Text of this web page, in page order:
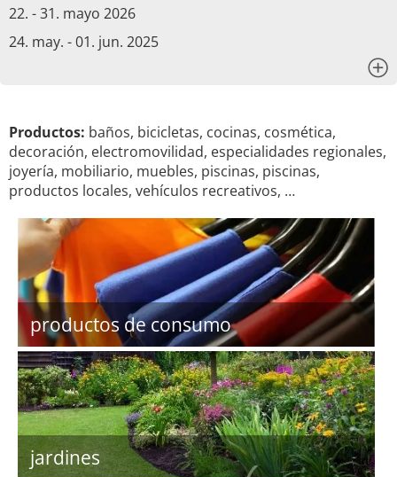
22. - 31. mayo 2026
24. may. - 01. jun. 2025
Productos: baños, bicicletas, cocinas, cosmética,
decoración, electromovilidad, especialidades regionales,
joyería, mobiliario, muebles, piscinas, piscinas,
productos locales, vehículos recreativos, …
productos de consumo
jardines